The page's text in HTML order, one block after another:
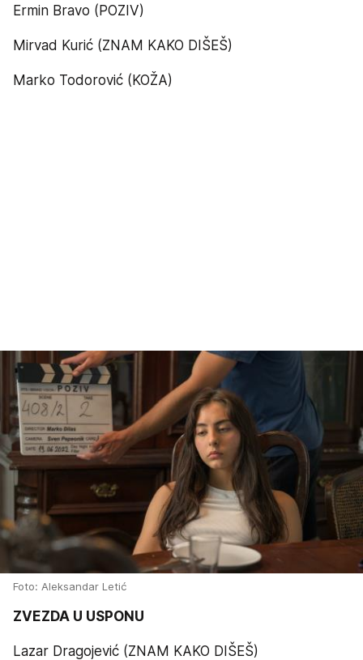
Ermin Bravo (POZIV)
Mirvad Kurić (ZNAM KAKO DIŠEŠ)
Marko Todorović (KOŽA)
Foto: Aleksandar Letić
ZVEZDA U USPONU
Lazar Dragojević (ZNAM KAKO DIŠEŠ)